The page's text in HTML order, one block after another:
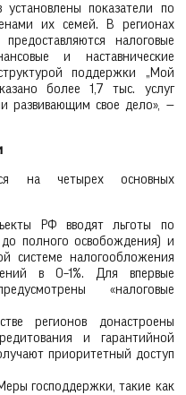
показатели по
их семей. В регионах
налоговые
и наставнические
поддержки „Мой
более 1,7 тыс. услуг
развивающим свое дело», —
на четырех основных
РФ вводят льготы по
полного освобождения) и
системе налогообложения
в 0–1%. Для впервые
«налоговые
регионов донастроены
и гарантийной
приоритетный доступ
господдержки, такие как